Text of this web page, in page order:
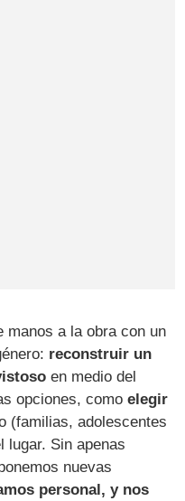
manos a la obra con un
reconstruir un
en medio del
opciones, comoelegir
(familias, adolescentes
lugar. Sin apenas
nuevas
personal, y nos